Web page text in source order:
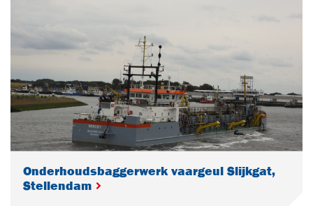
Onderhoudsbaggerwerk vaargeul Slijkgat,
Stellendam